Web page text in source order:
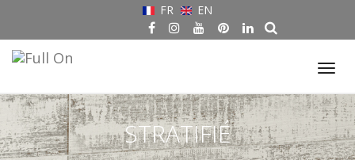
FR EN
STRATIFIÉ